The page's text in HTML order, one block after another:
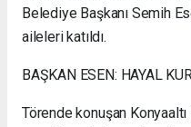
Belediye Başkanı Semih
aileleri katıldı.
BAŞKAN ESEN: HAYAL
Törende konuşan